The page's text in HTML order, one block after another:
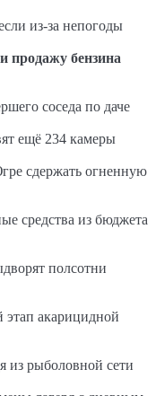
из-за непогоды
продажу бензина
соседа по даче
ещё 234 камеры
сдержать огненную
средства из бюджета
полсотни
этап акарицидной
из рыболовной сети